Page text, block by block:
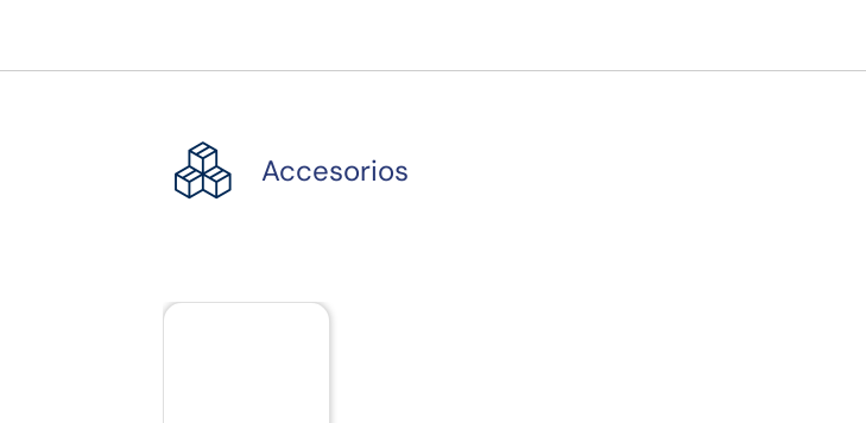
Accesorios